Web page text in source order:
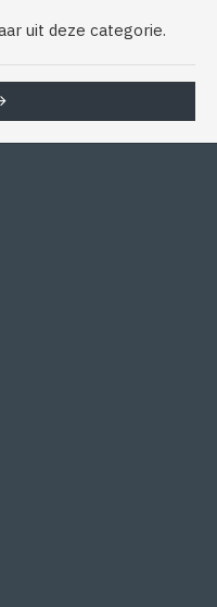
uit deze categorie.